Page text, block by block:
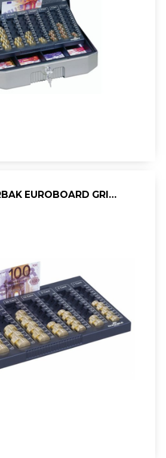
MUNTENSORTEERBAK EUROBOARD GRIJS